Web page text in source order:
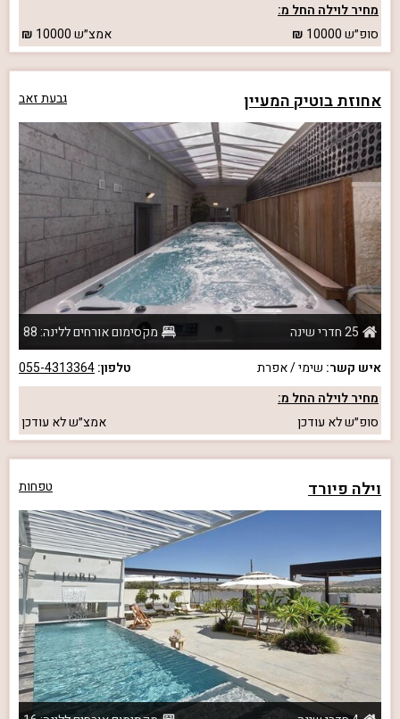
מחיר לוילה החל מ:
סופ״ש10000 אמצ״ש10000
אחוזת בוטיק המעיין גבעת זאב
25 חדרי שינה
מקסימום אורחים ללינה: 88
איש קשר: שימי / אפרת טלפון:055-4313364
מחיר לוילה החל מ:
סופ״שלא עודכן אמצ״שלא עודכן
וילה פיורד טפחות